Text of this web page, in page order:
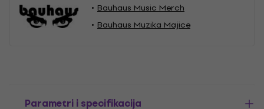
Bauhaus Music Merch
Bauhaus Muzika Majice
Parametri i specifikacija